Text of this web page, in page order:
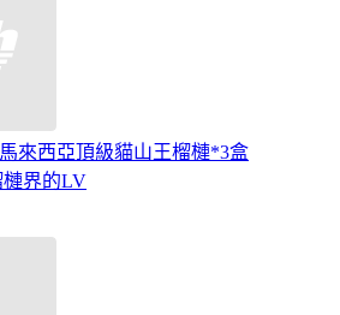
來西亞頂級貓山王榴槤*3盒
槤界的LV